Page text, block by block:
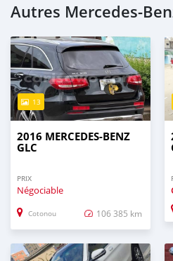
Autres Mercedes-
13
2016 MERCEDES-BENZ
GLC
PRIX
Négociable
Cotonou 106 385 km